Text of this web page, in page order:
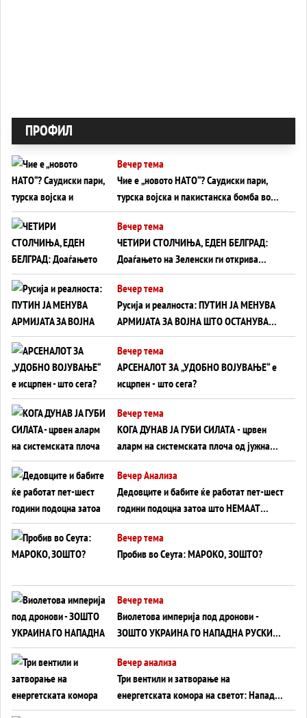
ПРОФИЛ
Вечер тема
Чие е „новото НАТО“? Саудиски пари,
турска војска и пакистанска бомба во
служба на Америка - или ќе стане
сувишна?
Вечер тема
ЧЕТИРИ СТОЛЧИЊА, ЕДЕН БЕЛГРАД:
Доаѓањето на Зеленски ги открива
тајните на политиката на балансирање
на Вучиќ
Вечер тема
Русија и реалноста: ПУТИН ЈА МЕНУВА
АРМИЈАТА ЗА ВОЈНА ШТО ОСТАНУВА
БЕЗ ФРОНТ
Вечер тема
АРСЕНАЛОТ ЗА „УДОБНО ВОЈУВАЊЕ“ е
исцрпен - што сега?
Вечер тема
КОГА ДУНАВ ЈА ГУБИ СИЛАТА - црвен
аларм на системската плоча од јужна
Германија до Црното Море...
Вечер Анализа
Дедовците и бабите ќе работат пет-шест
години подоцна затоа што НЕМААТ
ВНУЦИ ДА ГИ ЗАМЕНАТ
Вечер тема
Пробив во Сеута: МАРОКО, ЗОШТО?
Вечер тема
Виолетова империја под дронови -
ЗОШТО УКРАИНА ГО НАПАДНА РУСКИОТ
WILDBERRIES
Вечер анализа
Три вентили и затворање на
енергетската комора на светот: Нападот
во Суец најавува глобален енергетски